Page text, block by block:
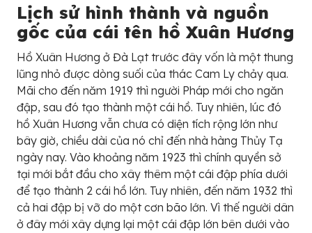
Lịch sử hình thành và nguồn
gốc của cái tên hồ Xuân Hương
Hồ Xuân Hương ở Đà Lạt trước đây vốn là một thung
lũng nhỏ được dòng suối của thác Cam Ly chảy qua.
Mãi cho đến năm 1919 thì người Pháp mới cho ngăn
đập, sau đó tạo thành một cái hồ. Tuy nhiên, lúc đó
hồ Xuân Hương vẫn chưa có diện tích rộng lớn như
bây giờ, chiều dài của nó chỉ đến nhà hàng Thủy Tạ
ngày nay. Vào khoảng năm 1923 thì chính quyền sở
tại mới bắt đầu cho xây thêm một cái đập phía dưới
để tạo thành 2 cái hồ lớn. Tuy nhiên, đến năm 1932 thì
cả hai đập bị vỡ do một cơn bão lớn. Vì thế người dân
ở đây mới xây dựng lại một cái đập lớn bên dưới vào